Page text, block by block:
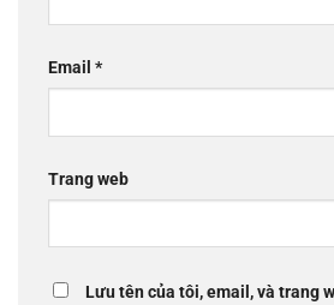
Email *
Trang web
Lưu tên của tôi, email, và trang